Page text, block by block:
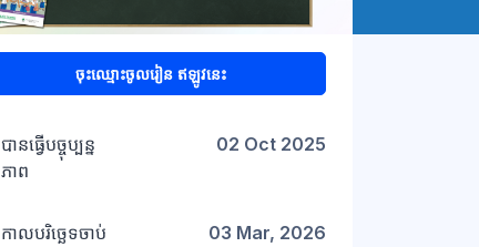
ចុះឈ្មោះចូលរៀន ឥឡូវនេះ
បានធ្វើបច្ចុប្បន្ន
ភាព
02 Oct 2025
កាលបរិច្ឆេទចាប់
03 Mar, 2026